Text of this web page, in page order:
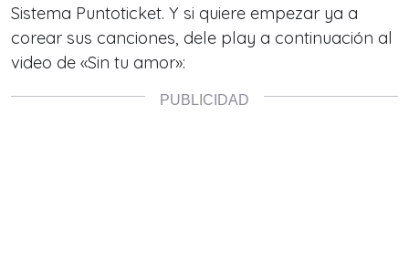
Sistema Puntoticket. Y si quiere empezar ya a
corear sus canciones, dele play a continuación al
video de «Sin tu amor»: